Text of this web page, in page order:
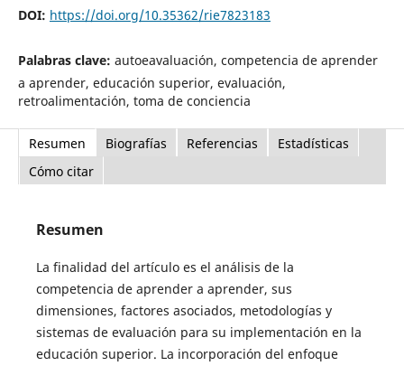
DOI: https://doi.org/10.35362/rie7823183
Palabras clave: autoeavaluación, competencia de aprender
a aprender, educación superior, evaluación,
retroalimentación, toma de conciencia
Resumen Biografías Referencias
Estadísticas
Cómo citar
Resumen
La finalidad del artículo es el análisis de la
competencia de aprender a aprender, sus
dimensiones, factores asociados, metodologías y
sistemas de evaluación para su implementación en la
educación superior. La incorporación del enfoque